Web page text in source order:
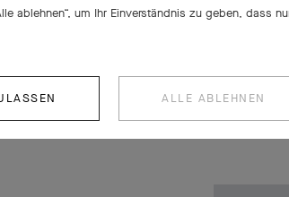
ablehnen“, um Ihr Einverständnis zu geben, dass
ALLE ABLEHNEN